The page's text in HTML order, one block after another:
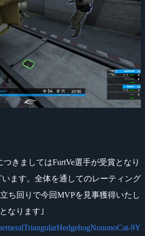
きましてはFurtVe選手が受賞となり
ます。全体を通してのレーティング
ち回りで今回MVPを見事獲得いたし
なります｣
9Y